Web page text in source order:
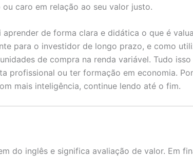
caro em relação ao seu valor justo.
de forma clara e didática o que é
para o investidor de longo prazo, e como
de compra na renda variável. Tudo isso
profissional ou ter formação em economia.
mais inteligência, continue lendo até o fim.
do inglês e significa avaliação de valor. Em